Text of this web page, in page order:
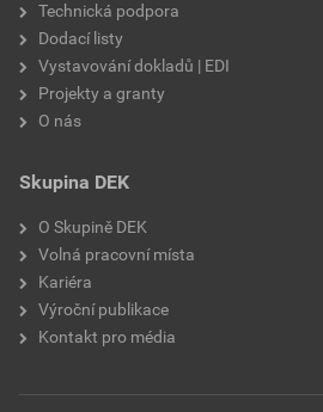
Technická podpora
Dodací listy
Vystavování dokladů | EDI
Projekty a granty
O nás
Skupina DEK
O Skupině DEK
Volná pracovní místa
Kariéra
Výroční publikace
Kontakt pro média